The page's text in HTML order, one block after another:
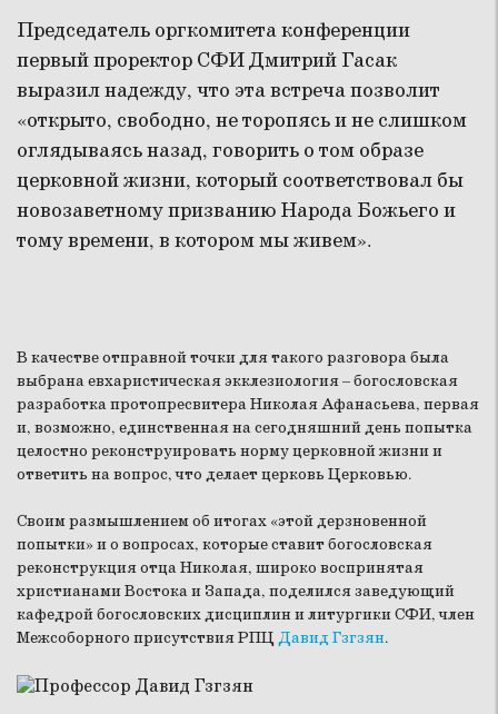
Председатель оргкомитета конференции
первый проректор СФИ Дмитрий Гасак
выразил надежду, что эта встреча позволит
«открыто, свободно, не торопясь и не слишком
оглядываясь назад, говорить о том образе
церковной жизни, который соответствовал бы
новозаветному призванию Народа Божьего и
тому времени, в котором мы живем».
В качестве отправной точки для такого разговора была
выбрана евхаристическая экклезиология – богословская
разработка протопресвитера Николая Афанасьева, первая
и, возможно, единственная на сегодняшний день попытка
целостно реконструировать норму церковной жизни и
ответить на вопрос, что делает церковь Церковью.
Своим размышлением об итогах «этой дерзновенной
попытки» и о вопросах, которые ставит богословская
реконструкция отца Николая, широко воспринятая
христианами Востока и Запада, поделился заведующий
кафедрой богословских дисциплин и литургики СФИ, член
Межсоборного присутствия РПЦДавид Гзгзян.